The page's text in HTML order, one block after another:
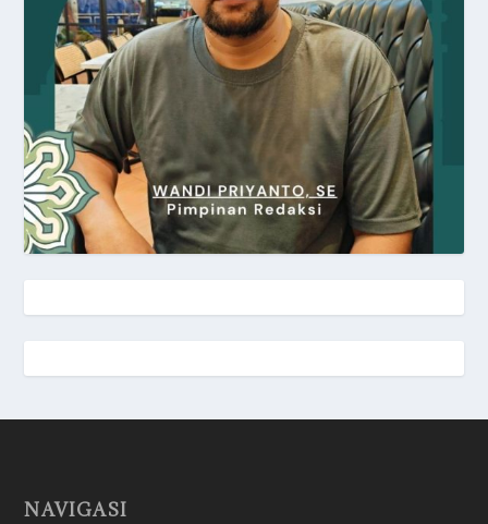
NAVIGASI